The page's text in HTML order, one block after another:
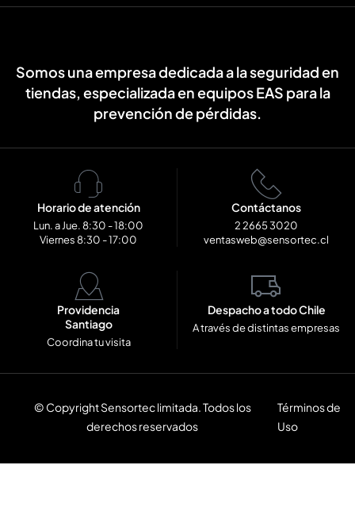
Somos una empresa dedicada a la seguridad en
tiendas, especializada en equipos EAS para la
prevención de pérdidas.
Horario de atención
Lun. a Jue. 8:30 - 18:00
Viernes 8:30 - 17:00
Contáctanos
2 2665 3020
ventasweb@sensortec.cl
Providencia
Santiago
Coordina tu visita
Despacho a todo Chile
A través de distintas empresas
© Copyright Sensortec limitada. Todos los
derechos reservados
Términos de
Uso